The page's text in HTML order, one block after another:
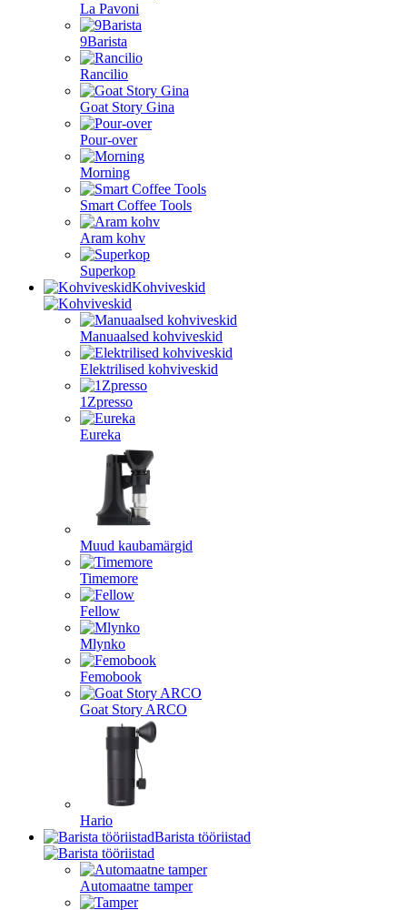
La Pavoni
9Barista
Rancilio
Goat Story Gina
Pour-over
Morning
Smart Coffee Tools
Aram kohv
Superkop
Kohviveskid
Manuaalsed kohviveskid
Elektrilised kohviveskid
1Zpresso
Eureka
Muud kaubamärgid
Timemore
Fellow
Mlynko
Femobook
Goat Story ARCO
Hario
Barista tööriistad
Automaatne tamper